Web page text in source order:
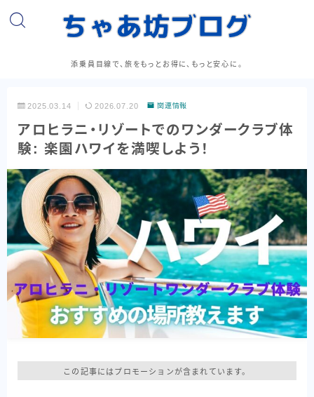
添乗員目線で、旅をもっとお得に、もっと安心に。
2025.03.14 2026.07.20 関連情報
アロヒラニ・リゾートでのワンダークラブ体
験: 楽園ハワイを満喫しよう！
この記事にはプロモーションが含まれています。